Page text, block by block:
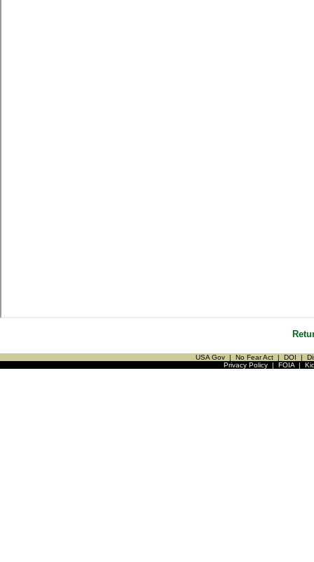
USA Gov | No Fear Act | DOI |
Privacy Policy| FOIA|